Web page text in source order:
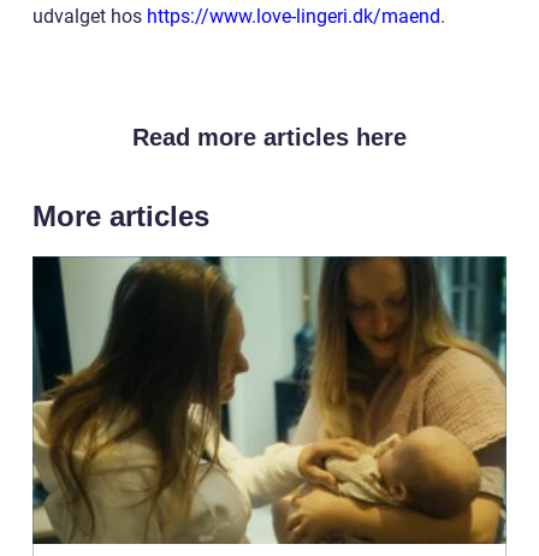
udvalget hos https://www.love-lingeri.dk/maend.
Read more articles here
More articles